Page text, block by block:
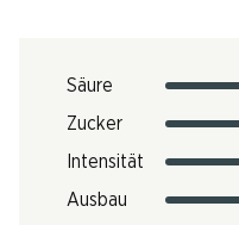
Säure
Zucker
Intensität
Ausbau